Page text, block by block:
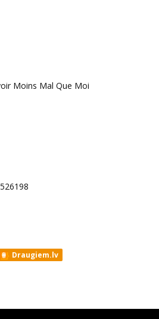
Moins Mal Que Moi
Draugiem.lv